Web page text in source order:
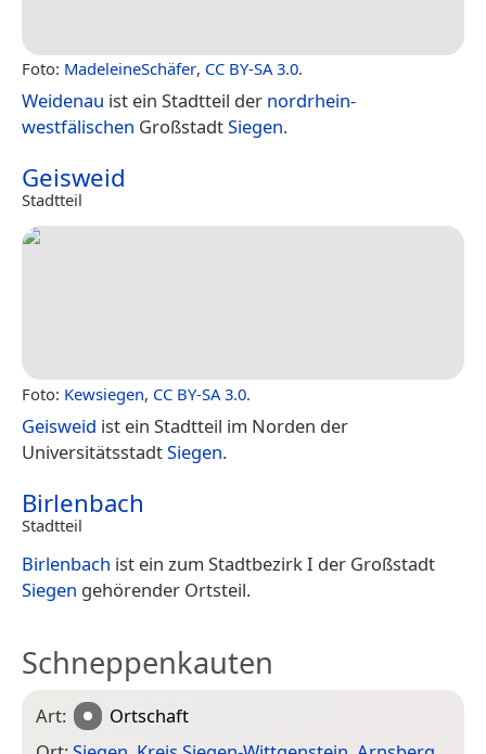
Foto: MadeleineSchäfer, CC BY-SA 3.0.
Weidenau ist ein Stadtteil der nordrhein-
westfälischen GroßstadtSiegen.
Geisweid
Stadtteil
Foto: Kewsiegen, CC BY-SA 3.0.
Geisweid ist ein Stadtteil im Norden der
UniversitätsstadtSiegen.
Birlenbach
Stadtteil
Birlenbach ist ein zum Stadtbezirk I der Großstadt
Siegen gehörender Ortsteil.
Schneppenkauten
Art:
Ortschaft